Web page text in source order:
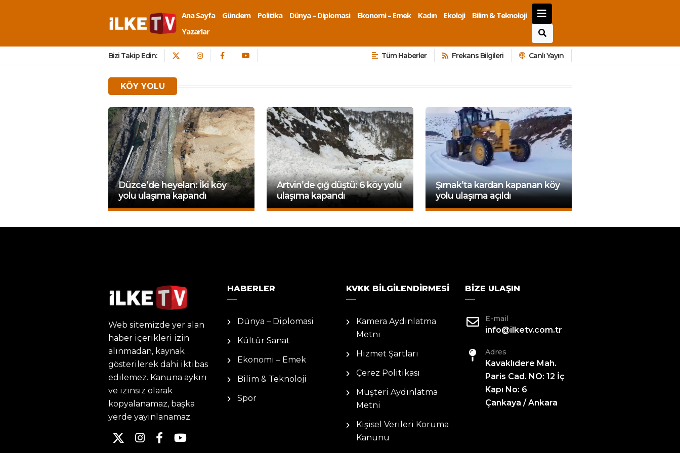
Ana Sayfa Gündem Politika Dünya – Diplomasi Ekonomi – Emek Kadın Ekoloji
Bilim & Teknoloji
Yazarlar
Bizi Takip Edin: Tüm Haberler Frekans Bilgileri Canlı Yayın
KÖY YOLU
Düzce’de heyelan: İki köy
yolu ulaşıma kapandı
Artvin’de çığ düştü: 6 köy yolu
ulaşıma kapandı
Şırnak’ta kardan kapanan köy
yolu ulaşıma açıldı
Web sitemizde yer alan
haber içerikleri izin
alınmadan, kaynak
gösterilerek dahi iktibas
edilemez. Kanuna aykırı
ve izinsiz olarak
kopyalanamaz, başka
yerde yayınlanamaz.
HABERLER
Dünya – Diplomasi
Kültür Sanat
Ekonomi – Emek
Bilim & Teknoloji
Spor
KVKK BILGILENDIRMESI
Kamera Aydınlatma
Metni
Hizmet Şartları
Çerez Politikası
Müşteri Aydınlatma
Metni
Kişisel Verileri Koruma
Kanunu
BIZE ULAŞIN
E-mail
info@ilketv.com.tr
Adres
Kavaklıdere Mah.
Paris Cad. NO: 12 İç
Kapı No: 6
Çankaya / Ankara